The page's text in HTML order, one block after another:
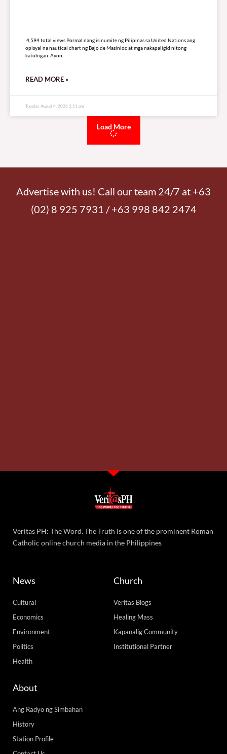
4,594 total views Pormal nang isinumite ng Pilipinas sa United Nations ang
opisyal na nautical chart ng Bajo de Masinloc at mga nakapaligid nitong
katubigan. Ayon
READ MORE »
Tuesday, August 4, 2026 2:51 pm
Load More
Advertise with us! Call our team 24/7 at +63
(02) 8 925 7931 / +63 998 842 2474
Veritas PH: The Word. The Truth is one of the prominent Roman
Catholic online church media in the Philippines
News
Cultural
Economics
Environment
Politics
Health
Church
Veritas Blogs
Healing Mass
Kapanalig Community
Institutional Partner
About
Ang Radyo ng Simbahan
History
Station Profile